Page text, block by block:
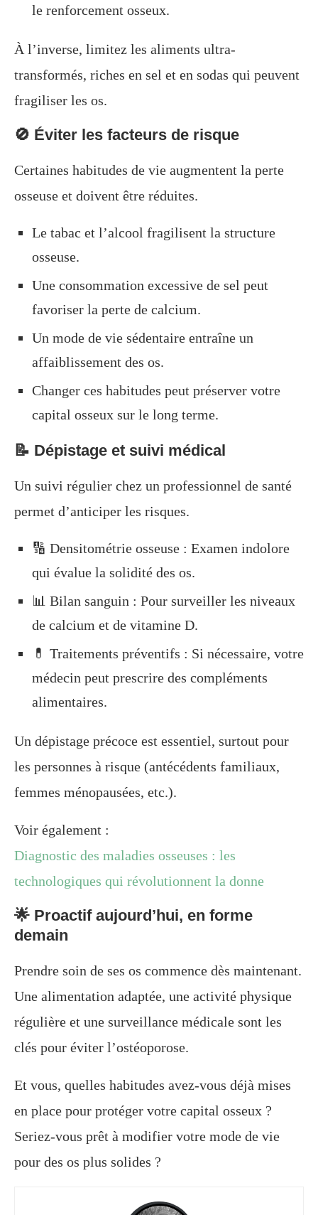
le renforcement osseux.
À l’inverse, limitez les aliments ultra-
transformés, riches en sel et en sodas qui peuvent
fragiliser les os.
🚫 Éviter les facteurs de risque
Certaines habitudes de vie augmentent la perte
osseuse et doivent être réduites.
Le tabac et l’alcool fragilisent la structure
osseuse.
Une consommation excessive de sel peut
favoriser la perte de calcium.
Un mode de vie sédentaire entraîne un
affaiblissement des os.
Changer ces habitudes peut préserver votre
capital osseux sur le long terme.
📝 Dépistage et suivi médical
Un suivi régulier chez un professionnel de santé
permet d’anticiper les risques.
🔢 Densitométrie osseuse : Examen indolore
qui évalue la solidité des os.
📊 Bilan sanguin : Pour surveiller les niveaux
de calcium et de vitamine D.
💊 Traitements préventifs : Si nécessaire, votre
médecin peut prescrire des compléments
alimentaires.
Un dépistage précoce est essentiel, surtout pour
les personnes à risque (antécédents familiaux,
femmes ménopausées, etc.).
Voir également :
Diagnostic des maladies osseuses : les
technologiques qui révolutionnent la donne
🌟 Proactif aujourd’hui, en forme
demain
Prendre soin de ses os commence dès maintenant.
Une alimentation adaptée, une activité physique
régulière et une surveillance médicale sont les
clés pour éviter l’ostéoporose.
Et vous, quelles habitudes avez-vous déjà mises
en place pour protéger votre capital osseux ?
Seriez-vous prêt à modifier votre mode de vie
pour des os plus solides ?